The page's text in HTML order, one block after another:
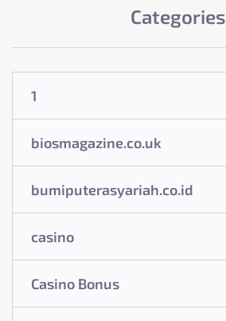
Categories
1
biosmagazine.co.uk
bumiputerasyariah.co.id
casino
Casino Bonus